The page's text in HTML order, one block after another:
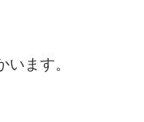
ます。